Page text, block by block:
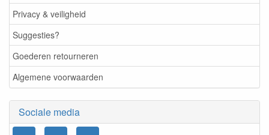
Privacy & veiligheid
Suggesties?
Goederen retourneren
Algemene voorwaarden
Sociale media